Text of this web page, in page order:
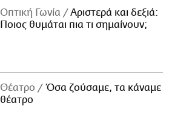
Οπτική Γωνία
Αριστερά και δεξιά:
Ποιος θυμάται πια τι σημαίνουν;
Θέατρο
Όσα ζούσαμε, τα κάναμε
θέατρο